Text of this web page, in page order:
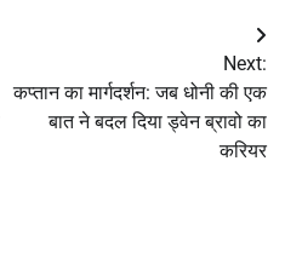
Next:
कप्तान का मार्गदर्शन: जब धोनी की एक
बात ने बदल दिया ड्वेन ब्रावो का
करियर